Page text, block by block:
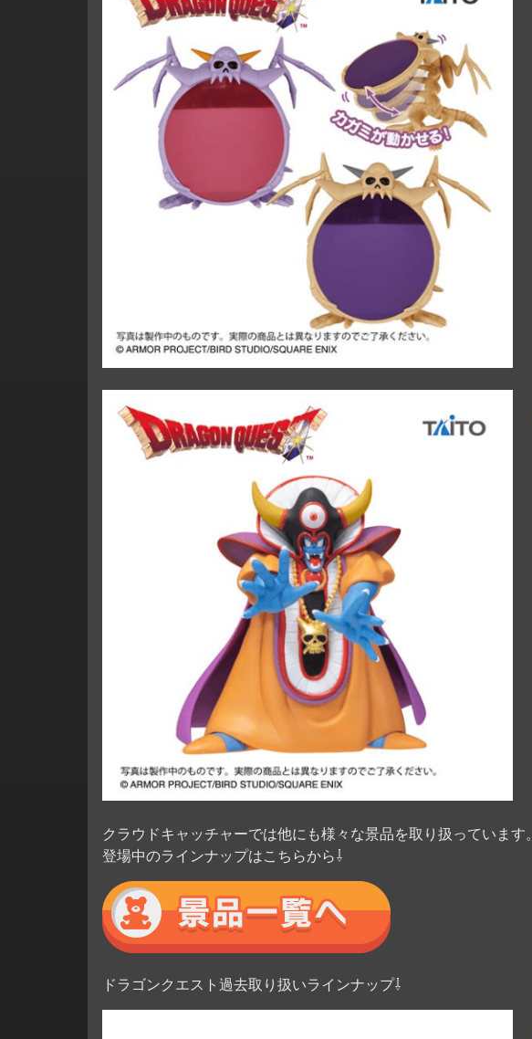
クラウドキャッチャーでは他にも様々な景品を取り扱っています。
登場中のラインナップはこちらから⇩
ドラゴンクエスト過去取り扱いラインナップ⇩